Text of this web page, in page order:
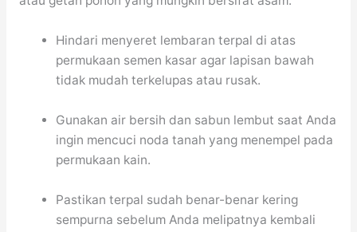
Hindari menyeret lembaran terpal di atas
permukaan semen kasar agar lapisan bawah
tidak mudah terkelupas atau rusak.
Gunakan air bersih dan sabun lembut saat Anda
ingin mencuci noda tanah yang menempel pada
permukaan kain.
Pastikan terpal sudah benar-benar kering
sempurna sebelum Anda melipatnya kembali